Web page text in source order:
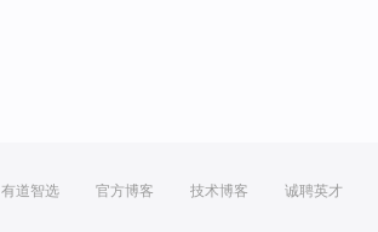
有道智选 官方博客 技术博客 诚聘英才